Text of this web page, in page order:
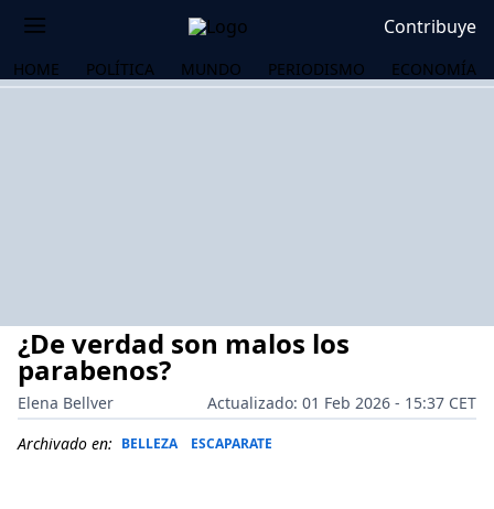
Contribuye
HOME POLÍTICA MUNDO PERIODISMO ECONOMÍA
¿De verdad son malos los
parabenos?
Elena Bellver
Actualizado: 01 Feb 2026 - 15:37 CET
Archivado en: BELLEZA ESCAPARATE